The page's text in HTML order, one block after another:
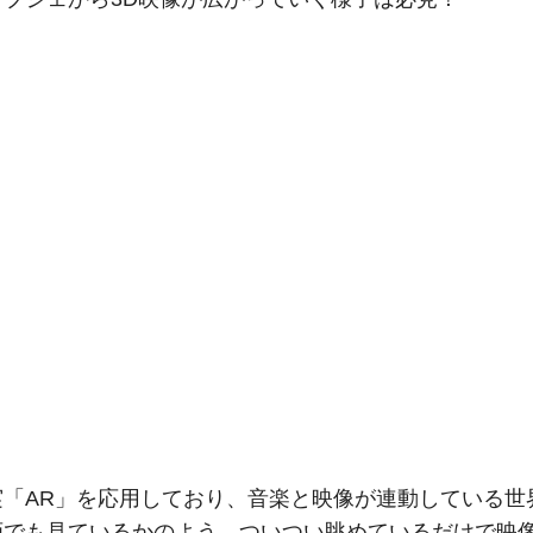
AR」を応用しており、音楽と映像が連動している世